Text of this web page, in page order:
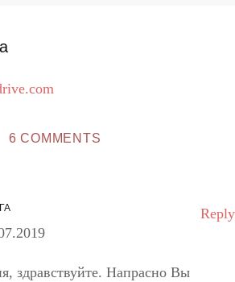
6 COMMENTS
здравствуйте. Напрасно Вы
Reply